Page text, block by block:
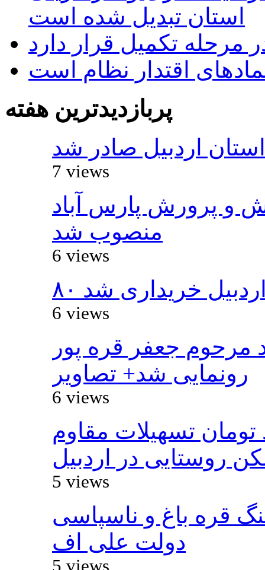
استان تبدیل شده است
مرحله تکمیل قرار دارد
اقتدار نظام است
پربازدیدترین هفته
اردبیل صادر شد
7 views
و پرورش پارس آباد
منصوب شد
6 views
اردبیل خریداری شد
6 views
مرحوم جعفر قره پور
رونمایی شد+ تصاویر
6 views
و ۴۸۰ میلیارد تومان تسهیلات مقاوم
روستایی در اردبیل
5 views
قره باغ و ناسپاسی
دولت علی اف
5 views